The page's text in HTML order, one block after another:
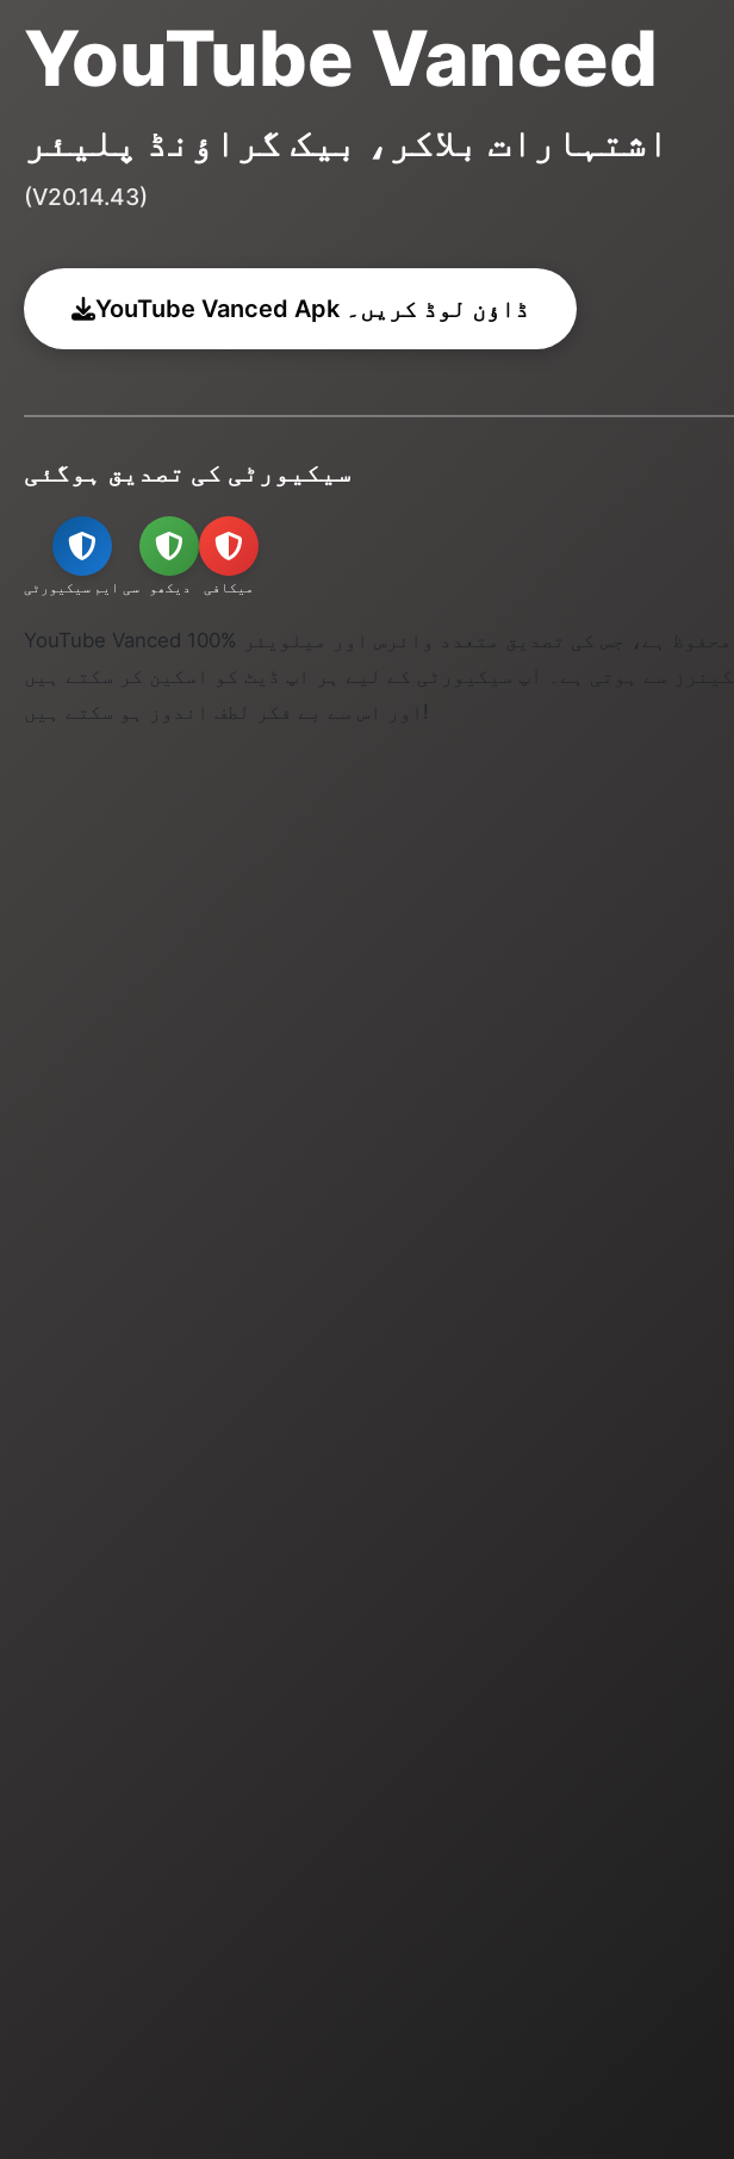
YouTube Vanced
اشتہارات بلاکر، بیک گراؤنڈ پلیئر
(V20.14.43)
YouTube Vanced Apk ڈاؤن لوڈ کریں۔
سیکیورٹی کی تصدیق ہوگئی
سی ایم سیکیورٹی دیکھو میکافی
YouTube Vanced 100% محفوظ ہے، جس کی تصدیق متعدد وائرس اور میلویئر
سکینرز سے ہوتی ہے۔ آپ سیکیورٹی کے لیے ہر اپ ڈیٹ کو اسکین کر سکتے ہیں
اور اس سے بے فکر لطف اندوز ہو سکتے ہیں!